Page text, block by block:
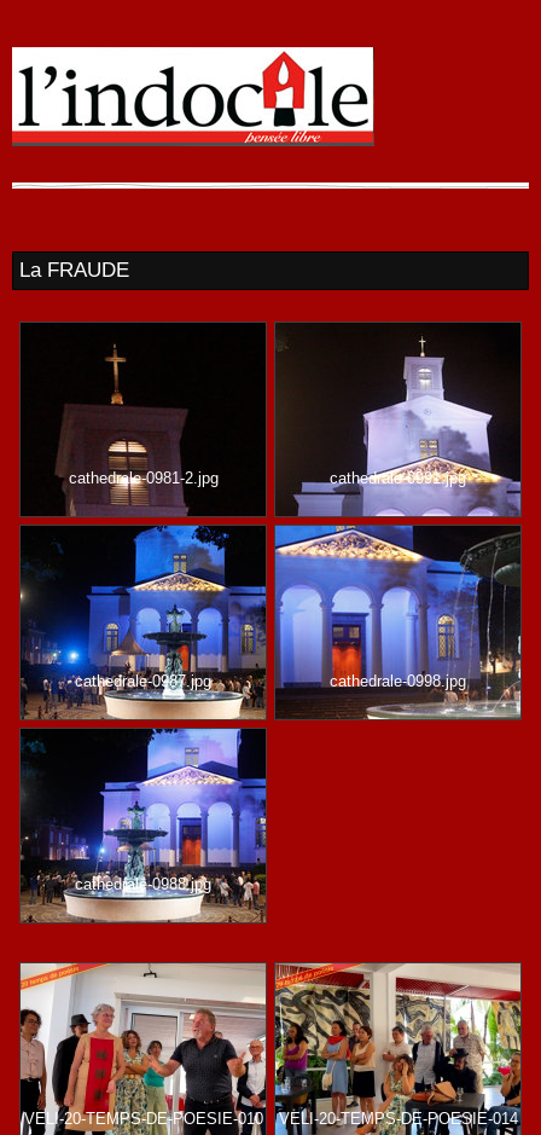
La FRAUDE
cathedrale-0981-2.jpg cathedrale-0991.jpg
cathedrale-0987.jpg cathedrale-0998.jpg
cathedrale-0988.jpg
VELI-20-TEMPS-DE-POESIE-010 VELI-20-TEMPS-DE-POESIE-014